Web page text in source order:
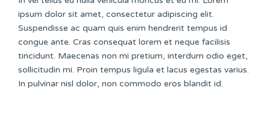
ipsum dolor sit amet, consectetur adipiscing elit.
Suspendisse ac quam quis enim hendrerit tempus id
congue ante. Cras consequat lorem et neque facilisis
tincidunt. Maecenas non mi pretium, interdum odio eget,
sollicitudin mi. Proin tempus ligula et lacus egestas varius.
In pulvinar nisl dolor, non commodo eros blandit id.